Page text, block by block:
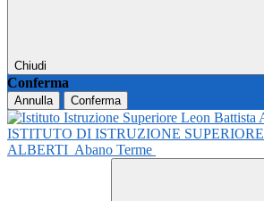
Chiudi
Conferma
Annulla Conferma
ISTITUTO DI ISTRUZIONE SUPERIORE
ALBERTI Abano Terme